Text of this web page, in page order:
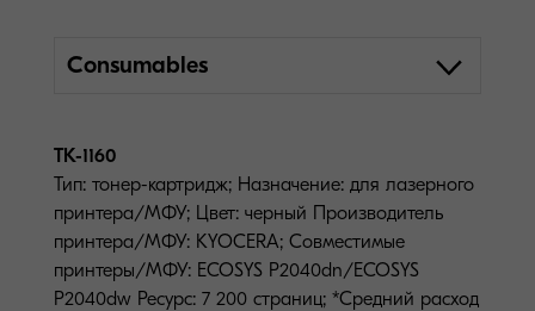
Consumables
TK-1160
Тип: тонер-картридж; Назначение: для лазерного
принтера/МФУ; Цвет: черный Производитель
принтера/МФУ: KYOCERA; Совместимые
принтеры/МФУ: ECOSYS P2040dn/ECOSYS
P2040dw Ресурс: 7 200 страниц; *Средний расход